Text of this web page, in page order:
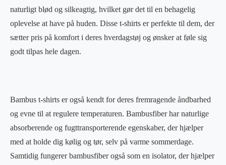
naturligt blød og silkeagtig, hvilket gør det til en behagelig
oplevelse at have på huden. Disse t-shirts er perfekte til dem, der
sætter pris på komfort i deres hverdagstøj og ønsker at føle sig
godt tilpas hele dagen.
Bambus t-shirts er også kendt for deres fremragende åndbarhed
og evne til at regulere temperaturen. Bambusfiber har naturlige
absorberende og fugttransporterende egenskaber, der hjælper
med at holde dig kølig og tør, selv på varme sommerdage.
Samtidig fungerer bambusfiber også som en isolator, der hjælper